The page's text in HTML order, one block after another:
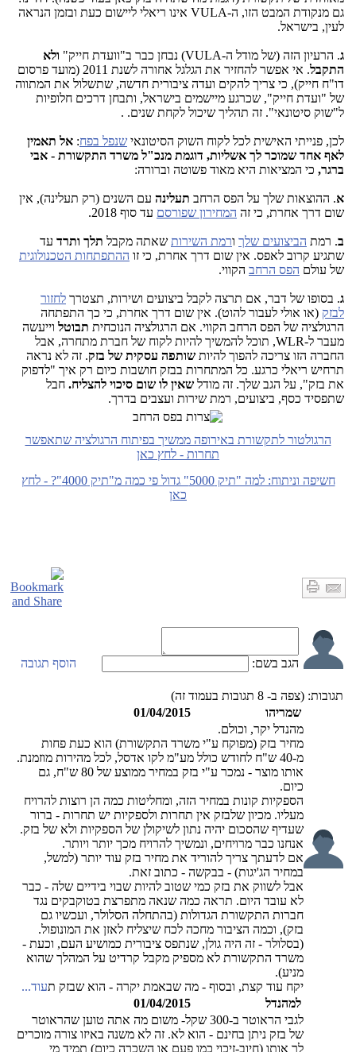
גם מנקודת המבט הזו, ה-VULA אינו ריאלי ליישום כעת ובזמן הנראה
לעין, בישראל.
ג. הרעיון הזה (של מודל ה-VULA) נבחן כבר ב"וועדת חייק"
ולא
התקבל
. אי אפשר להחזיר את הגלגל אחורה לשנת 2011 (מועד פרסום
דו"ח חייק), כי צריך להקים ועדה ציבורית חדשה, שתשלול את המתווה
של "ועדת חייק", שכרגע מיישמים בישראל, ותבחן דרכים חלופיות
ל"שוק סיטונאי". זה תהליך שיכול לקחת שנים. .
לכן, פנייתי האישית לכל לקוח השוק הסיטונאי שנפל בפח: אל תאמין
לאף אחד שמוכר לך אשליות, דוגמת מנכ"ל משרד התקשורת - אבי
ברגר, כי המציאות היא מאוד פשוטה וברורה:
א. ההוצאות שלך על הפס הרחב תעלינה עם השנים (רק תעלינה), אין
שום דרך אחרת, כי זה המחירון שפורסם עד סוף 2018.
ב. רמת הביצועים שלך ורמת השירות שאתה מקבל תלך ותרד עד
שתגיע קרוב לאפס. אין שום דרך אחרת, כי זו ההתפתחות הטכנולוגית
של עולם הפס הרחב הקווי.
ג. בסופו של דבר, אם תרצה לקבל ביצועים ושירות, תצטרך לחזור
לבזק (או אולי לעבור להוט). אין שום דרך אחרת, כי כך התפתחה
הרגולציה של הפס הרחב הקווי. אם הרגולציה הנוכחית תבוטל וייעשה
מעבר ל-WLR, תוכל להמשיך להיות לקוח של חברת מתחרה, אבל
החברה הזו צריכה להפוך להיות שותפה עסקית של בזק. זה לא נראה
תרחיש ריאלי כרגע. כל המתחרות בבזק חושבות כיום רק איך "לדפוק
את בזק", על הגב שלך. זה מודל שאין לו שום סיכוי להצליח. חבל
שתפסיד כסף, ביצועים, רמת שירות ועצבים בדרך.
הרגולטור לתקשורת באירופה ממשיך בפיתוח הרגולציה שתאפשר
תחרות - לחץ כאן
חשיפה וניתוח: למה "תיק 5000" גדול פי כמה מ"תיק 4000"? - לחץ
כאן